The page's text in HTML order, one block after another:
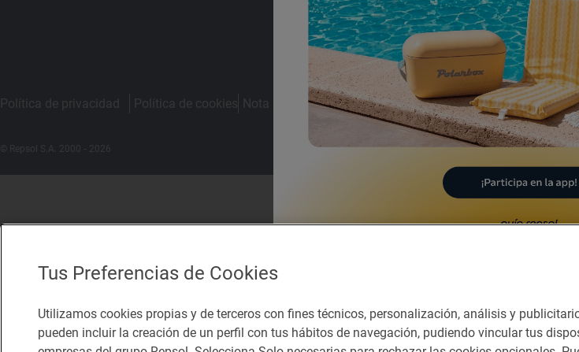
Dormir
Política de privacidad Política de cookies Nota legal Condiciones del servicio
© Repsol S.A. 2000 - 2026
Tus Preferencias de Cookies
Utilizamos cookies propias y de terceros con fines técnicos, personalización, análisis y
pueden incluir la creación de un perfil con tus hábitos de navegación, pudiendo vincular tus